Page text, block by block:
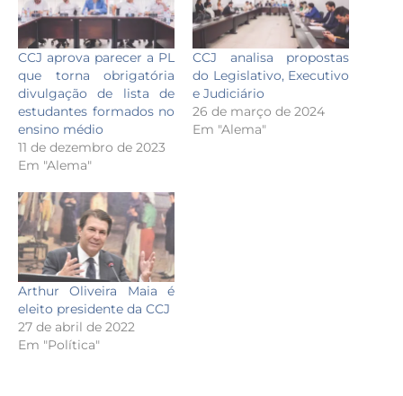
CCJ aprova parecer a PL
que torna obrigatória
divulgação de lista de
estudantes formados no
ensino médio
11 de dezembro de 2023
Em "Alema"
CCJ analisa propostas
do Legislativo, Executivo
e Judiciário
26 de março de 2024
Em "Alema"
Arthur Oliveira Maia é
eleito presidente da CCJ
27 de abril de 2022
Em "Política"